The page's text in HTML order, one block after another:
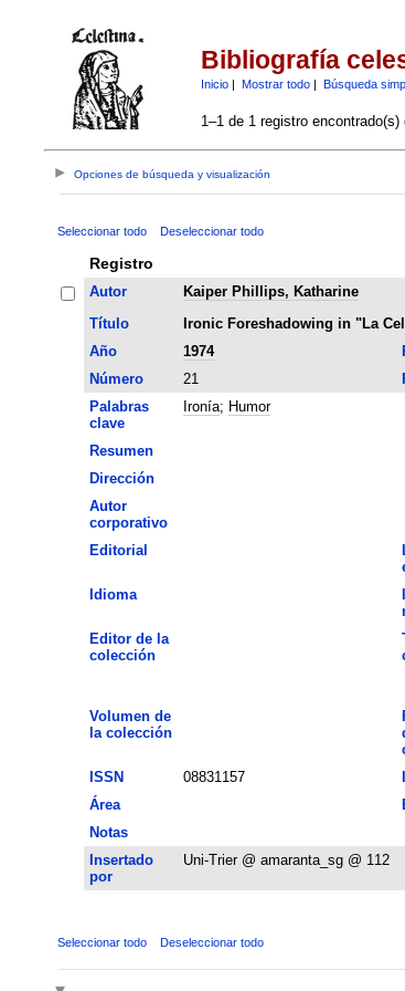
Bibliografía
Inicio| Mostrar todo| Búsqueda
1–1 de 1 registro
Opciones de búsqueda y visualización
Seleccionar todo Deseleccionar todo
Registro
Autor
Kaiper Phillips, Katharine
Título
Ironic Foreshadowing in "La
Año
1974
Número
21
Palabras
clave
Ironía; Humor
Resumen
Dirección
Autor
corporativo
Editorial
Idioma
Editor de la
colección
Volumen de
la colección
ISSN 08831157
Área
Notas
Insertado
por
Uni-Trier @ amaranta_sg @ 112
Seleccionar todo Deseleccionar todo